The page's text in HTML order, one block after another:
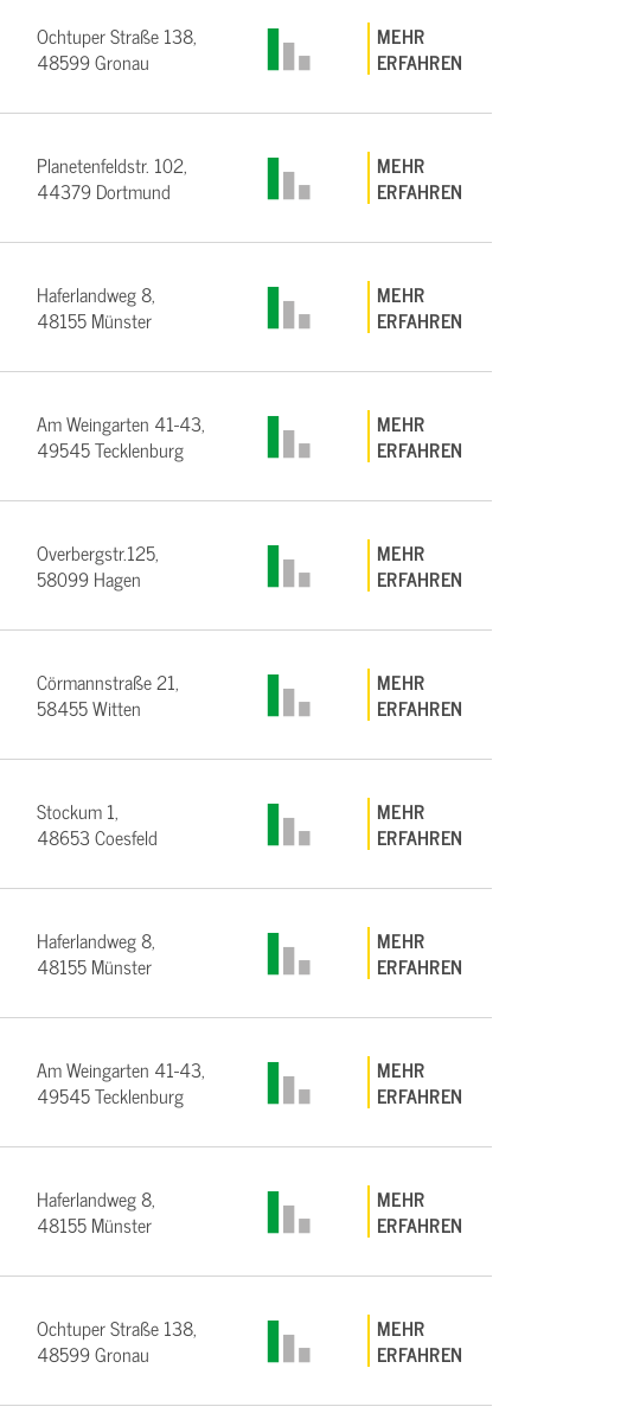
Ochtuper Straße 138,
48599 Gronau
MEHR
ERFAHREN
Planetenfeldstr. 102,
44379 Dortmund
MEHR
ERFAHREN
Haferlandweg 8,
48155 Münster
MEHR
ERFAHREN
Am Weingarten 41-43,
49545 Tecklenburg
MEHR
ERFAHREN
Overbergstr.125,
58099 Hagen
MEHR
ERFAHREN
Cörmannstraße 21,
58455 Witten
MEHR
ERFAHREN
Stockum 1,
48653 Coesfeld
MEHR
ERFAHREN
Haferlandweg 8,
48155 Münster
MEHR
ERFAHREN
Am Weingarten 41-43,
49545 Tecklenburg
MEHR
ERFAHREN
Haferlandweg 8,
48155 Münster
MEHR
ERFAHREN
Ochtuper Straße 138,
48599 Gronau
MEHR
ERFAHREN